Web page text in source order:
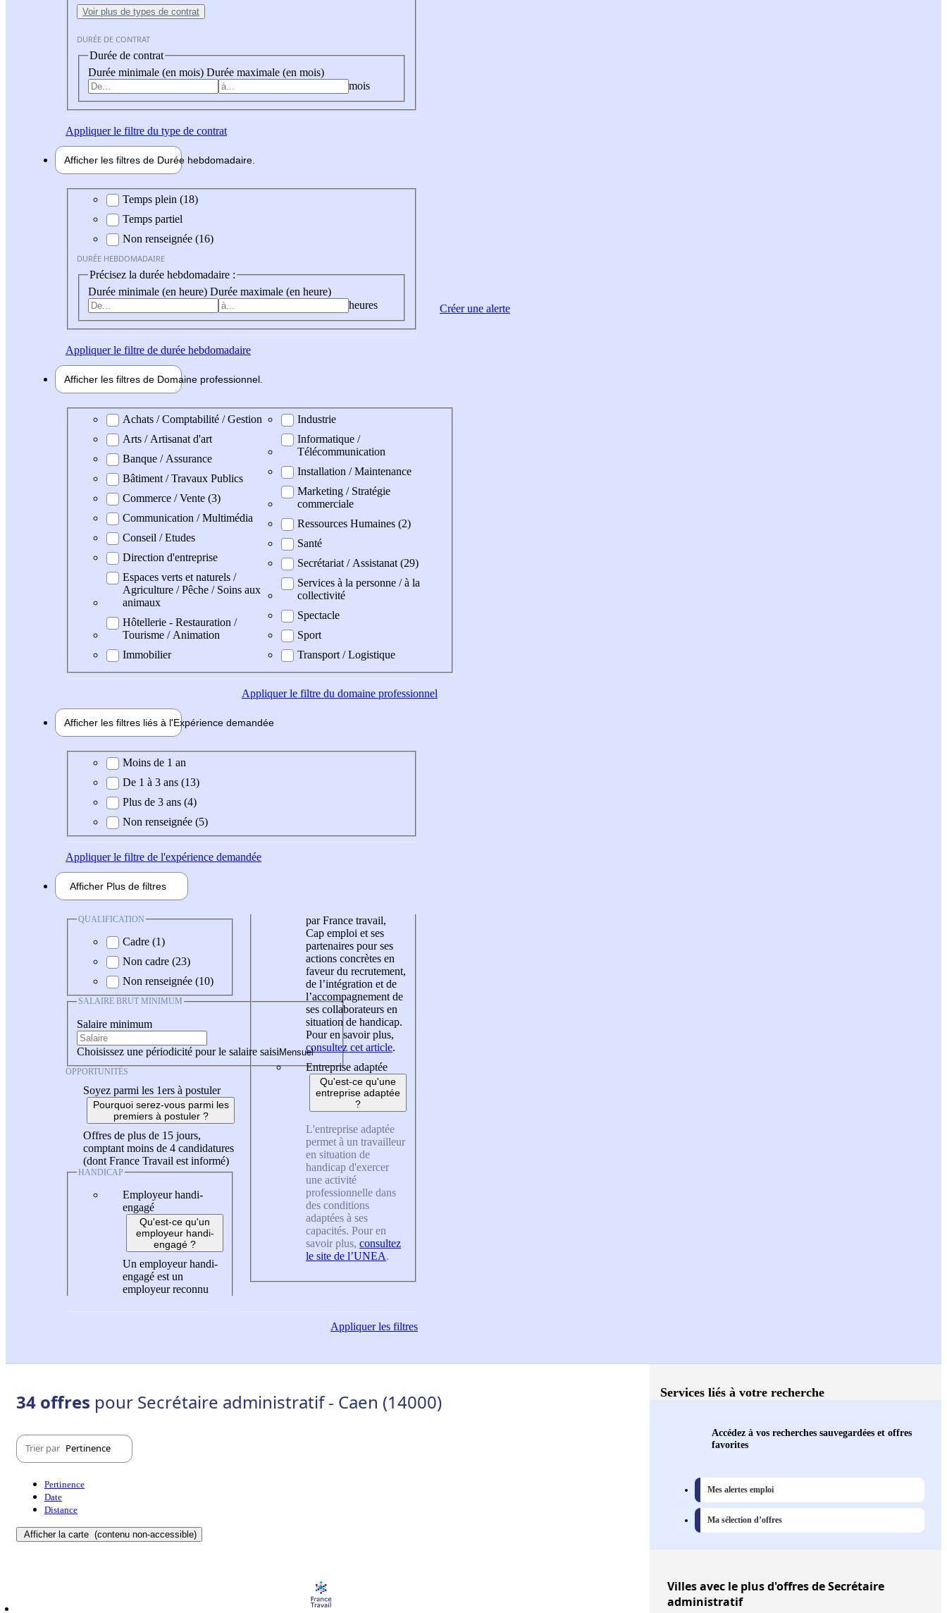
Voir plus de types de contrat
DURÉE DE CONTRAT
Durée de contrat
Durée minimale (en mois) Durée maximale (en mois)
mois
Appliquerle filtre du type de contrat
Afficher les filtres de Durée hebdomadaire
Durée hebdomadaire
Temps plein (18)
Temps partiel
Non renseignée (16)
DURÉE HEBDOMADAIRE
Précisez la durée hebdomadaire :
Durée minimale (en heure) Durée maximale (en heure)
heures
Appliquerle filtre de durée hebdomadaire
Afficher les filtres de Domaine professionnel
Domaine professionel
Achats / Comptabilité / Gestion
Arts / Artisanat d'art
Banque / Assurance
Bâtiment / Travaux Publics
Commerce / Vente (3)
Communication / Multimédia
Conseil / Etudes
Direction d'entreprise
Espaces verts et naturels /
Agriculture / Pêche / Soins aux
animaux
Hôtellerie - Restauration /
Tourisme / Animation
Immobilier
Industrie
Informatique /
Télécommunication
Installation / Maintenance
Marketing / Stratégie
commerciale
Ressources Humaines (2)
Santé
Secrétariat / Assistanat (29)
Services à la personne / à la
collectivité
Spectacle
Sport
Transport / Logistique
Appliquerle filtre du domaine professionnel
Afficher les filtres liés à l'Expérience demandée
Expérience demandée
Moins de 1 an
De 1 à 3 ans (13)
Plus de 3 ans (4)
Non renseignée (5)
Appliquerle filtre de l'expérience demandée
Afficher Plus de filtres
QUALIFICATION
Cadre (1)
Non cadre (23)
Non renseignée (10)
SALAIRE BRUT MINIMUM
Salaire minimum
Choisissez une périodicité pour le salaire saisi
OPPORTUNITÉS
Soyez parmi les 1ers à postuler
Pourquoi serez-vous parmi les
premiers à postuler ?
Offres de plus de 15 jours,
comptant moins de 4 candidatures
(dont France Travail est informé)
HANDICAP
Employeur handi-
engagé
Qu'est-ce qu'un
employeur handi-
engagé ?
Un employeur handi-
engagé est un
employeur reconnu
par France travail,
Cap emploi et ses
partenaires pour ses
actions concrètes en
faveur du recrutement,
de l’intégration et de
l’accompagnement de
ses collaborateurs en
situation de handicap.
Pour en savoir plus,
consultez cet article.
Entreprise adaptée
Qu'est-ce qu'une
entreprise adaptée
?
L'entreprise adaptée
permet à un travailleur
en situation de
handicap d'exercer
une activité
professionnelle dans
des conditions
adaptées à ses
capacités. Pour en
savoir plus, consultez
le site de l’UNEA.
Appliquerles filtres
Créer une alerte
34 offres pour Secrétaire administratif - Caen (14000)
Trier par Pertinence
Pertinence
Date
Distance
Afficher la carte (contenu non-accessible)
Services liés à votre recherche
Accédez à vos recherches sauvegardées et offres
favorites
Mes alertes emploi
Ma sélection d’offres
Villesavec le plus d'offres de Secrétaire
administratif